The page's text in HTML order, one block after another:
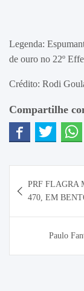
Legenda:
de ouro no 22º
Crédito: Rodi
Compartilhe
de
Post
PRF FLAGRA
470, EM
Paulo